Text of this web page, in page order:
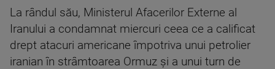
La rândul său, Ministerul Afacerilor Externe al
Iranului a condamnat miercuri ceea ce a calificat
drept atacuri americane împotriva unui petrolier
iranian în strâmtoarea Ormuz şi a unui turn de